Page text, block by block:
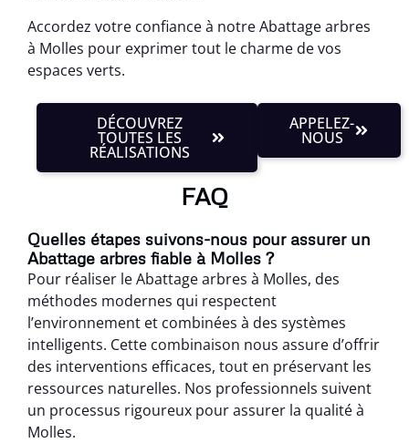
Accordez votre confiance à notre Abattage arbres
à Molles pour exprimer tout le charme de vos
espaces verts.
DÉCOUVREZ
TOUTES LES
RÉALISATIONS
APPELEZ-
NOUS
FAQ
Quelles étapes suivons-nous pour assurer un
Abattage arbres fiable à Molles ?
Pour réaliser le Abattage arbres à Molles, des
méthodes modernes qui respectent
l’environnement et combinées à des systèmes
intelligents. Cette combinaison nous assure d’offrir
des interventions efficaces, tout en préservant les
ressources naturelles. Nos professionnels suivent
un processus rigoureux pour assurer la qualité à
Molles.